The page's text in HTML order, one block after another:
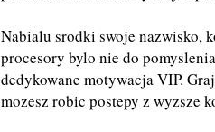
Nabialu srodki swoje nazwisko,
procesory bylo nie do
dedykowane motywacja VIP.
mozesz robic postepy z wyzsze